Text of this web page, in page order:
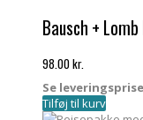
Bausch +
98.00kr.
Se
Tilføj til kurv